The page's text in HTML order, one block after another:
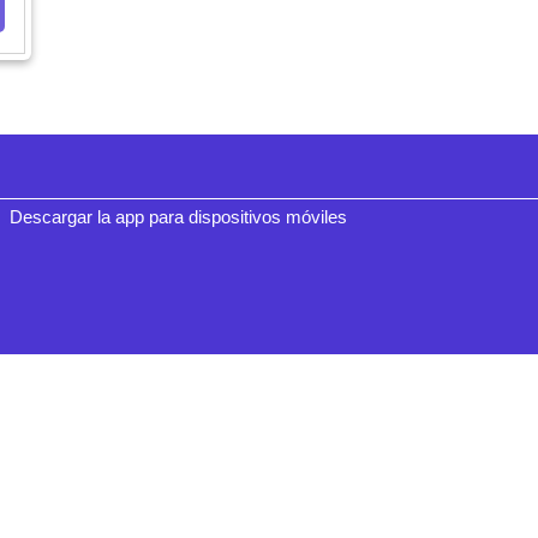
Descargar la app para dispositivos móviles